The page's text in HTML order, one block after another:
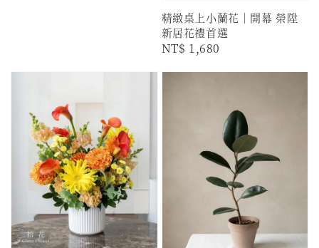
精緻桌上小蘭花｜開幕 榮陞
新居花禮首選
Regular
NT$ 1,680